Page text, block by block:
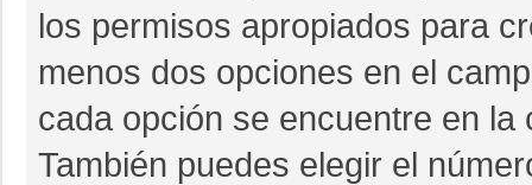
los permisos apropiados para
menos dos opciones en el
cada opción se encuentre en
También puedes elegir el